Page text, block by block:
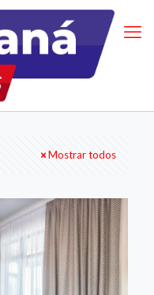
Mostrar todos